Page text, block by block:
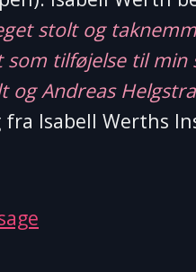
stolt og
tilføjelse til
og Andreas
Isabell Werths